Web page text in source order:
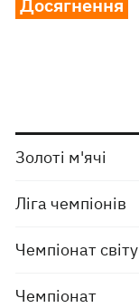
Досягнення
Золоті м'ячі
Ліга чемпіонів
Чемпіонат світу
Чемпіонат